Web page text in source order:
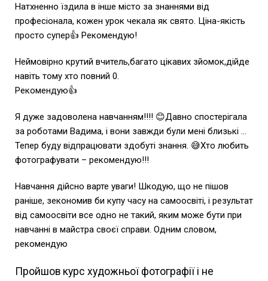
Натхненно їздила в інше місто за знаннями від
професіонала, кожен урок чекала як свято. Ціна-якість
просто супер👍 Рекомендую!
Неймовірно крутий вчитель,багато цікавих зйомок,дійде
навіть тому хто повний 0.
Рекомендую👍
Я дуже задоволена навчанням!!!! 😊Давно спостерігала
за роботами Вадима, і вони завжди були мені близькі …
Тепер буду відпрацювати здобуті знання. 😅Хто любить
фотографувати – рекомендую!!!
Навчання дійсно варте уваги! Шкодую, що не пішов
раніше, зекономив би купу часу на самоосвіті, і результат
від самоосвіти все одно не такий, яким може бути при
навчанні в майстра своєї справи. Одним словом,
рекомендую
Пройшов курс художньої фотографії і не